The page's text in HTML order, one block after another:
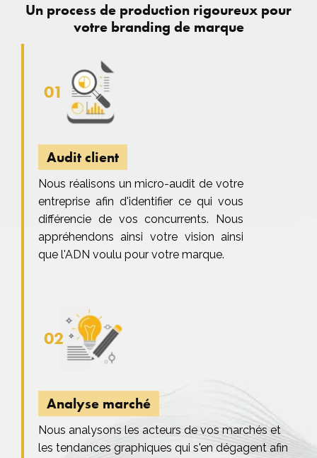
Un process de production rigoureux pour
votre branding de marque
01
Audit client
Nous réalisons un micro-audit de votre
entreprise afin d'identifier ce qui vous
différencie de vos concurrents. Nous
appréhendons ainsi votre vision ainsi
que l'ADN voulu pour votre marque.
02
Analyse marché
Nous analysons les acteurs de vos marchés et
les tendances graphiques qui s'en dégagent afin